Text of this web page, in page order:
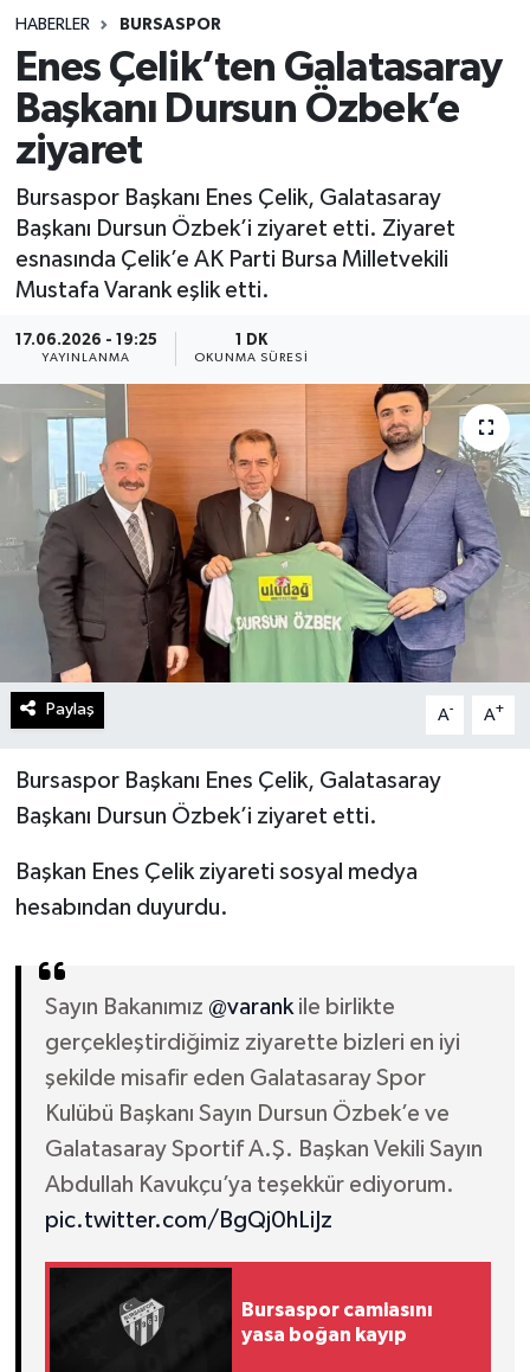
HABERLER BURSASPOR
Enes Çelik’ten Galatasaray
Başkanı Dursun Özbek’e
ziyaret
Bursaspor Başkanı Enes Çelik, Galatasaray
Başkanı Dursun Özbek’i ziyaret etti. Ziyaret
esnasında Çelik’e AK Parti Bursa Milletvekili
Mustafa Varank eşlik etti.
17.06.2026 - 19:25
YAYINLANMA
1 DK
OKUNMA SÜRESI
Paylaş A- A+
Bursaspor Başkanı Enes Çelik, Galatasaray
Başkanı Dursun Özbek’i ziyaret etti.
Başkan Enes Çelik ziyareti sosyal medya
hesabından duyurdu.
Sayın Bakanımız @varankile birlikte
gerçekleştirdiğimiz ziyarette bizleri en iyi
şekilde misafir eden Galatasaray Spor
Kulübü Başkanı Sayın Dursun Özbek’e ve
Galatasaray Sportif A.Ş. Başkan Vekili Sayın
Abdullah Kavukçu’ya teşekkür ediyorum.
pic.twitter.com/BgQj0hLiJz
Bursaspor camiasını
yasa boğan kayıp
Spor
Teknoloji
Yaşam